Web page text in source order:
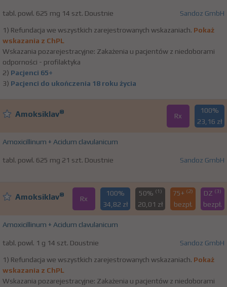
tabl. powl. 625 mg 14 szt. Doustnie Sandoz GmbH
1) Refundacja we wszystkich zarejestrowanych wskazaniach. Pokaż
wskazania z ChPL
Wskazania pozarejestracyjne: Zakażenia u pacjentów z niedoborami
odporności - profilaktyka
2) Pacjenci 65+
3) Pacjenci do ukończenia 18 roku życia
Amoksiklav® Rx
100%
23,16 zł
Amoxicillinum + Acidum clavulanicum
tabl. powl. 625 mg 21 szt. Doustnie Sandoz GmbH
Amoksiklav® Rx
100%
34,82 zł
50% (1)
20,01 zł
75+ (2)
bezpł.
DZ (3)
bezpł.
Amoxicillinum + Acidum clavulanicum
tabl. powl. 1 g 14 szt. Doustnie Sandoz GmbH
1) Refundacja we wszystkich zarejestrowanych wskazaniach. Pokaż
wskazania z ChPL
Wskazania pozarejestracyjne: Zakażenia u pacjentów z niedoborami